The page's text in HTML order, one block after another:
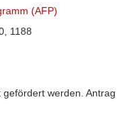
(AFP)
1188
gefördert werden. Antrag